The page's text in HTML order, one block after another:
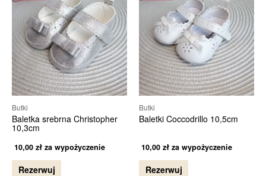
Butki
Baletka srebrna Christopher
10,3cm
10,00 zł za wypożyczenie
Rezerwuj
Butki
Baletki Coccodrillo 10,5cm
10,00 zł za wypożyczenie
Rezerwuj